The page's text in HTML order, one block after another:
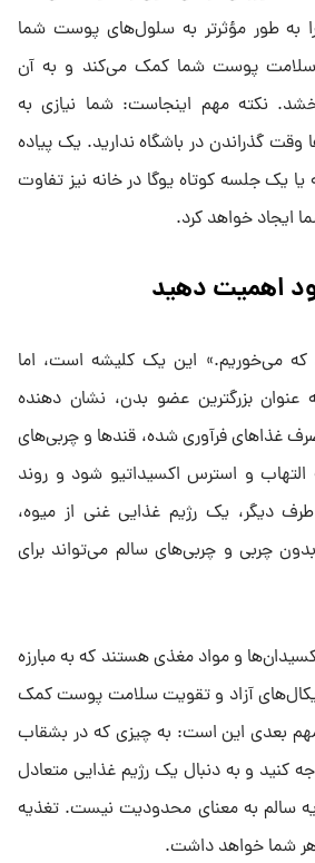
به طور مؤثرتر به سلول‌های پوست شما
سلامت پوست شما کمک می‌کند و به آن
نکته مهم اینجاست: شما نیازی به
وقت گذراندن در باشگاه ندارید. یک پیاده
یک جلسه کوتاه یوگا در خانه نیز تفاوت
ایجاد خواهد کرد.
اهمیت دهید
می‌خوریم.» این یک کلیشه است، اما
بزرگترین عضو بدن، نشان دهنده
غذا‌های فرآوری شده، قند‌ها و چربی‌های
التهاب و استرس اکسیداتیو شود و روند
دیگر، یک رژیم غذایی غنی از میوه،
چربی و چربی‌های سالم می‌تواند برای
و مواد مغذی هستند که به مبارزه
آزاد و تقویت سلامت پوست کمک
مهم بعدی این است: به چیزی که در بشقاب
کنید و به دنبال یک رژیم غذایی متعادل
سالم به معنای محدودیت نیست. تغذیه
شما خواهد داشت.